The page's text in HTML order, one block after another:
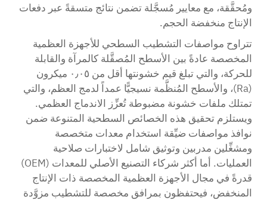
ومُحقَّقة، مع معايير مُسجَّلة تضمن نتائج متسقةً عبر دفعات
الإنتاج منخفضة الحجم.
تتراوح مواصفات التشطيب السطحي للأجهزة العظمية
المخصصة عادةً بين الأسطح المُصقَّلة كالمرآة والقابلة
للحركة، والتي تبلغ قيم خشونتها أقل من ٠٫٠٥ ميكرون
(Ra)، والأسطح المُنظَّمة نسيجيًّا عمداً لدمج العظم، والتي
تمتلك ملفات خشونة مضبوطة تُعزِّز الاندماج العظمي.
ويستلزم تحقيق هذه الخصائص السطحية المتنوعة ضمن
نوافذ مواصفات ضيِّقة استخدام معدات متخصصة
ومشغِّلين مدربين وتوثيق شامل لاختبارات صلاحية
العمليات. أما أكثر شركاء التصنيع الأصلي للمعدات (OEM)
قدرةً في مجال الأجهزة العظمية المخصصة ذات الإنتاج
المنخفض، فيحتفظون بمرافق مخصصة للتشطيب مزوَّدة